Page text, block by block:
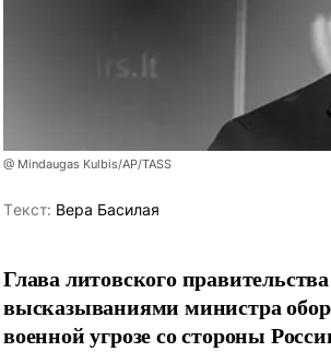
@ Mindaugas Kulbis/AP/TASS
Tекст: Вера Басилая
Глава литовского
высказываниями министра
военной угрозе со стороны